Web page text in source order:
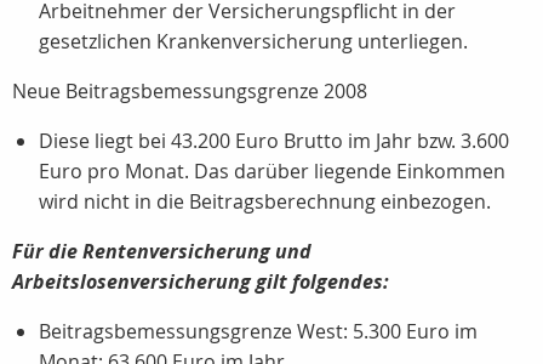
Arbeitnehmer der Versicherungspflicht in der
gesetzlichen Krankenversicherung unterliegen.
Neue Beitragsbemessungsgrenze 2008
Diese liegt bei 43.200 Euro Brutto im Jahr bzw. 3.600
Euro pro Monat. Das darüber liegende Einkommen
wird nicht in die Beitragsberechnung einbezogen.
Für die Rentenversicherung und
Arbeitslosenversicherung gilt folgendes:
Beitragsbemessungsgrenze West: 5.300 Euro im